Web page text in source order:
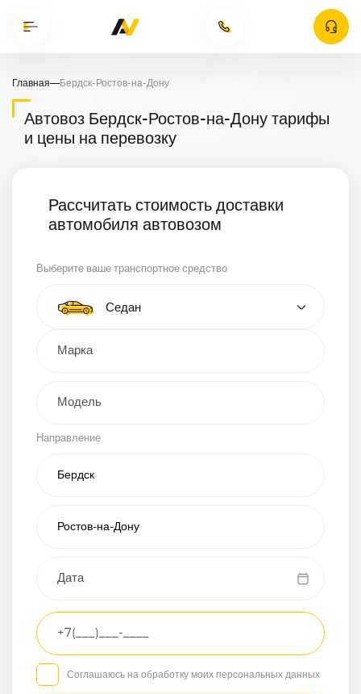
Главная—Бердск-Ростов-на-Дону
Автовоз Бердск-Ростов-на-Дону тарифы
и цены на перевозку
Рассчитать стоимость доставки
автомобиля автовозом
Выберите ваше транспортное средство
Тип автомобиля
Седан
Кроссовер
Грузовой
Направление
Транспортное
средство
Седан
Соглашаюсь на обработку моих персональных данных